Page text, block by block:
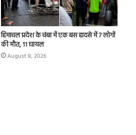
हिमाचल प्रदेश के चंबा में एक बस हादसे में 7 लोगों
की मौत, 11 घायल
August 8, 2026